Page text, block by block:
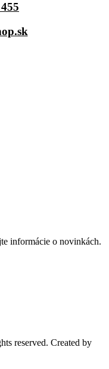
informácie o novinkách.
reserved. Created by